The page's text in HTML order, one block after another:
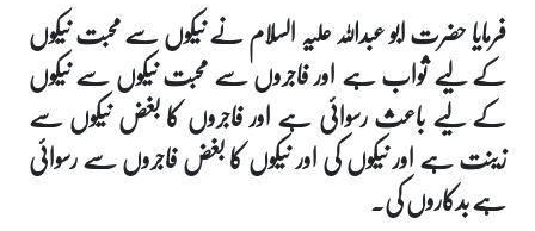
فرمایا حضرت ابو عبداللہ علیہ السلام نے نیکوں سے محبت نیکوں
کے لیے ثواب ہے اور فاجروں سے محبت نیکوں سے نیکوں
کے لیے باعث رسوائی ہے اور فاجروں کا بغض نیکوں سے
زینت ہے اور نیکوں کی اور نیکوں کا بغض فاجروں سے رسوائی
ہے بدکاروں کی۔